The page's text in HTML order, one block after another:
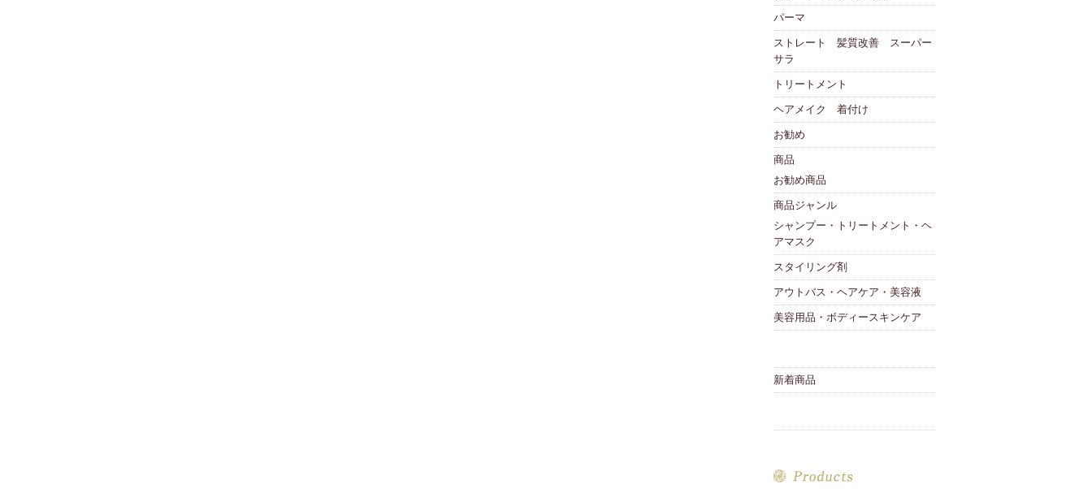
パーマ
ストレート 髪質改善 スーパー
サラ
トリートメント
ヘアメイク 着付け
お勧め
商品
お勧め商品
商品ジャンル
シャンプー・トリートメント・ヘ
アマスク
スタイリング剤
アウトバス・ヘアケア・美容液
美容用品・ボディースキンケア
新着商品